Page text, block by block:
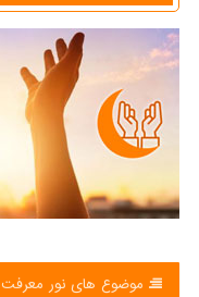
موضوع های نور معرفت